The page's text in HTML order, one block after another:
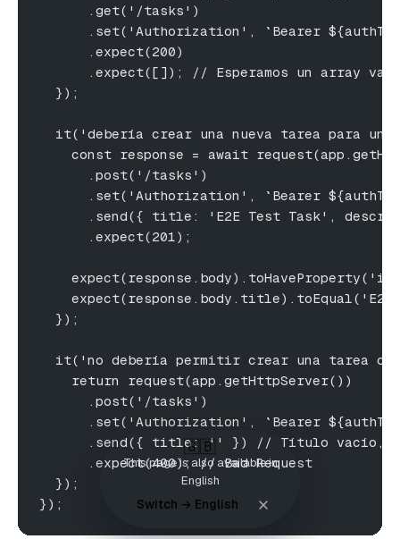
      .get('/tasks')
.set('Authorization', `Bearer
      .expect(200)
.expect([]); // Esperamos un array
  });
it('debería crear una nueva tarea para un
const response = await
      .post('/tasks')
.set('Authorization', `Bearer
.send({ title: 'E2E Test Task',
      .expect(201);
expect(response.body.title).toEqual('E2E
  });
it('no debería permitir crear una tarea
    return request(app.getHttpServer())
      .post('/tasks')
.set('Authorization', `Bearer
.send({ title: '' }) // Título vacío,
      .expect(400); // Bad Request
  });
});
🇬🇧
This page is also available in
English
Switch → English